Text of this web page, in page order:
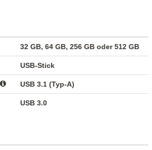
32 GB, 64 GB, 256 GB oder 512 GB
USB-Stick
USB 3.1 (Typ-A)
USB 3.0